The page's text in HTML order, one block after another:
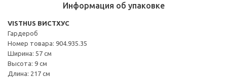
Информация об упаковке
VISTHUS ВИСТХУС
Гардероб
Номер товара: 904.935.35
Ширина: 57 см
Высота: 9 см
Длина: 217 см